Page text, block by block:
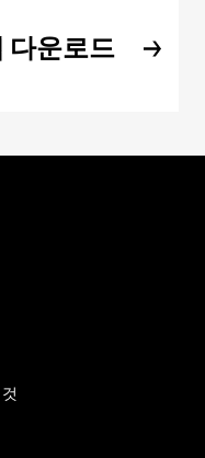
다운로드